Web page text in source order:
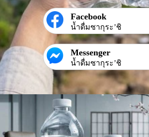
Facebook
น้ำดื่มซากุระ’ชิ
Messenger
น้ำดื่มซากุระ’ชิ